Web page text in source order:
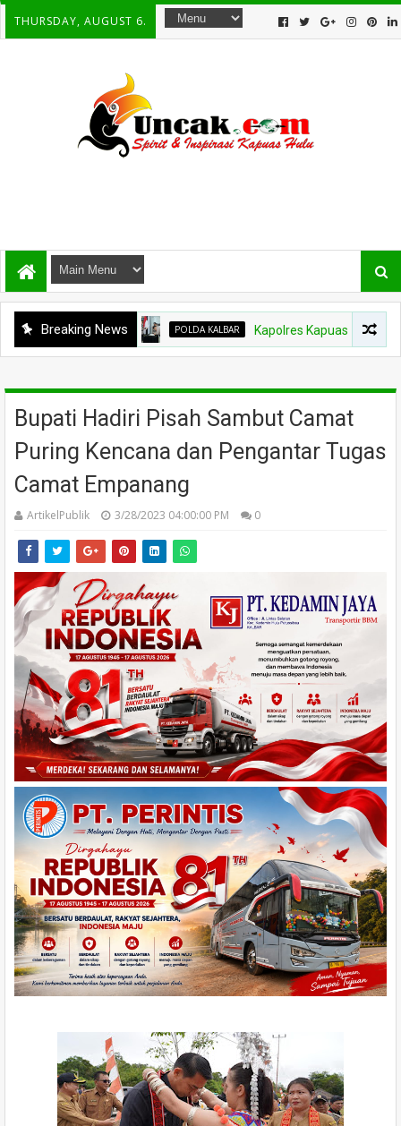
THURSDAY, AUGUST 6.
Breaking News POLDA KALBAR Kapolres Kapuas Hulu Berganti,
Bupati Hadiri Pisah Sambut Camat
Puring Kencana dan Pengantar Tugas
Camat Empanang
ArtikelPublik 3/28/2023 04:00:00 PM 0